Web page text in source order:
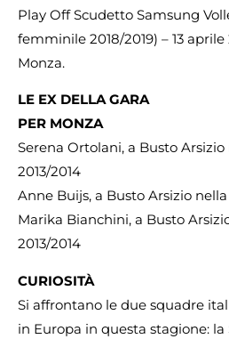
Play Off Scudetto Samsung
femminile 2018/2019) – 13
Monza.
LE EX DELLA GARA
PER MONZA
Serena Ortolani, a Busto
2013/2014
Anne Buijs, a Busto Arsizio
Marika Bianchini, a Busto
2013/2014
CURIOSITÀ
Si affrontano le due squadre
in Europa in questa stagione: la